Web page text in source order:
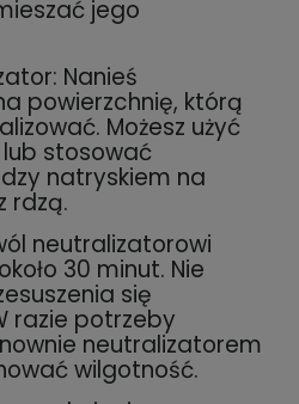
jego
Nanieś
powierzchnię, którą
Możesz użyć
lub stosować
natryskiem na
rdzą.
neutralizatorowi
30 minut. Nie
się
razie potrzeby
neutralizatorem
wilgotność.